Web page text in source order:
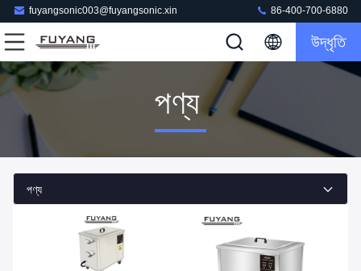
fuyangsonic003@fuyangsonic.xin 86-400-700-6880
উদ্ধৃতি
পণ্য
পণ্য